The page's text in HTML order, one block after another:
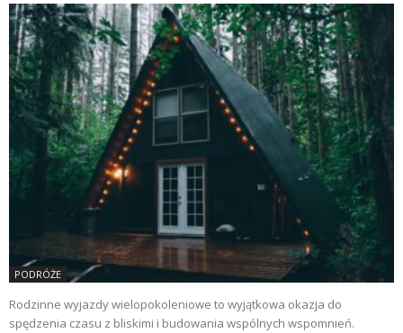
PODRÓŻE
Rodzinne wyjazdy wielopokoleniowe to wyjątkowa okazja do
spędzenia czasu z bliskimi i budowania wspólnych wspomnień.